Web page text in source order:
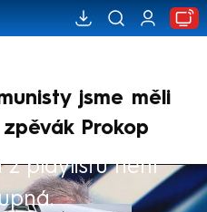
jsme měli
Prokop
playlistu není